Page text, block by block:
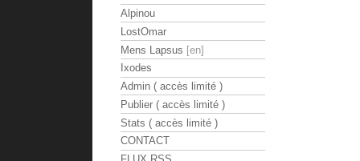
Alpinou
LostOmar
Mens Lapsus
Ixodes
Admin ( accès limité )
Publier ( accès limité )
Stats ( accès limité )
CONTACT